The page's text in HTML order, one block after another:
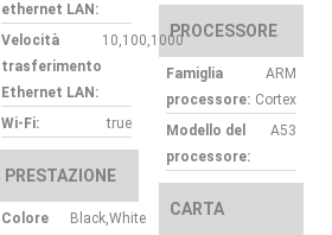
ethernet LAN:
Velocità
trasferimento
Ethernet LAN:
10,100,1000
Wi-Fi: true
PRESTAZIONE
Colore
Black,White
PROCESSORE
Famiglia
processore:
ARM
Cortex
Modello del
processore:
A53
CARTA